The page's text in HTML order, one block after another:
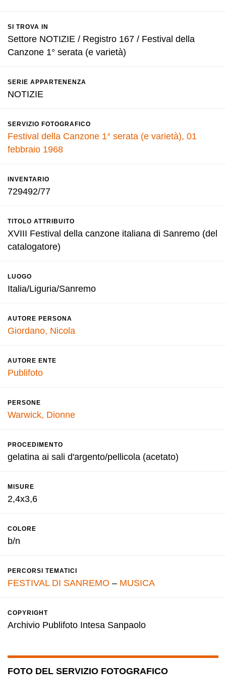
SI TROVA IN
Settore NOTIZIE / Registro 167 / Festival della
Canzone 1° serata (e varietà)
SERIE APPARTENENZA
NOTIZIE
SERVIZIO FOTOGRAFICO
Festival della Canzone 1° serata (e varietà), 01
febbraio 1968
INVENTARIO
729492/77
TITOLO ATTRIBUITO
XVIII Festival della canzone italiana di Sanremo (del
catalogatore)
LUOGO
Italia/Liguria/Sanremo
AUTORE PERSONA
Giordano, Nicola
AUTORE ENTE
Publifoto
PERSONE
Warwick, Dionne
PROCEDIMENTO
gelatina ai sali d'argento/pellicola (acetato)
MISURE
2,4x3,6
COLORE
b/n
PERCORSI TEMATICI
FESTIVAL DI SANREMO – MUSICA
COPYRIGHT
Archivio Publifoto Intesa Sanpaolo
FOTO DEL SERVIZIO FOTOGRAFICO